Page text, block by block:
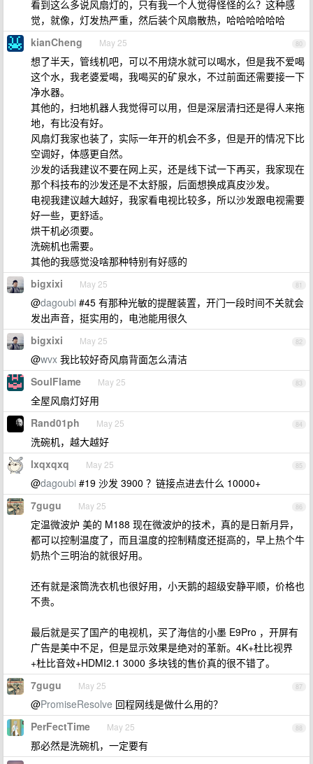
看到这么多说风扇灯的，只有我一个人觉得怪怪的么？这种感
觉，就像，灯发热严重，然后装个风扇散热，哈哈哈哈哈哈
80
kianCheng May 25
想了半天，管线机吧，可以不用烧水就可以喝水，但是我不爱喝
这个水，我老婆爱喝，我喝买的矿泉水，不过前面还需要接一下
净水器。
其他的，扫地机器人我觉得可以用，但是深层清扫还是得人来拖
地，有比没有好。
风扇灯我家也装了，实际一年开的机会不多，但是开的情况下比
空调好，体感更自然。
沙发的话我建议不要在网上买，还是线下试一下再买，我家现在
那个科技布的沙发还是不太舒服，后面想换成真皮沙发。
电视我建议越大越好，我家看电视比较多，所以沙发跟电视需要
好一些，更舒适。
烘干机必须要。
洗碗机也需要。
其他的我感觉没啥那种特别有好感的
81
bigxixi May 25
@dagoubi #45 有那种光敏的提醒装置，开门一段时间不关就会
发出声音，挺实用的，电池能用很久
82
bigxixi May 25
@wvx 我比较好奇风扇背面怎么清洁
83
SoulFlame May 25
全屋风扇灯好用
84
Rand01ph May 25
洗碗机，越大越好
85
lxqxqxq May 25
@dagoubi #19 沙发 3900 ？链接点进去什么 10000+
86
7gugu May 25
定温微波炉 美的 M188 现在微波炉的技术，真的是日新月异，
都可以控制温度了，而且温度的控制精度还挺高的，早上热个牛
奶热个三明治的就很好用。
还有就是滚筒洗衣机也很好用，小天鹅的超级安静平顺，价格也
不贵。
最后就是买了国产的电视机，买了海信的小墨 E9Pro ，开屏有
广告是美中不足，但是显示效果是绝对的革新。4K+杜比视界
+杜比音效+HDMI2.1 3000 多块钱的售价真的很不错了。
87
7gugu May 25
@PromiseResolve 回程网线是做什么用的？
88
PerFectTime May 25
那必然是洗碗机，一定要有